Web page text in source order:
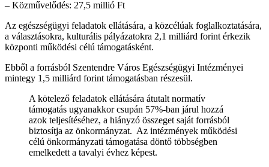
– Közművelődés: 27,5 millió Ft
Az egészségügyi feladatok ellátására, a közcélúak foglalkoztatására,
a választásokra, kulturális pályázatokra 2,1 milliárd forint érkezik
központi működési célú támogatásként.
Ebből a forrásból Szentendre Város Egészségügyi Intézményei
mintegy 1,5 milliárd forint támogatásban részesül.
A kötelező feladatok ellátására átutalt normatív
támogatás ugyanakkor csupán 57%-ban járul hozzá
azok teljesítéséhez, a hiányzó összeget saját forrásból
biztosítja az önkormányzat. Az intézmények működési
célú önkormányzati támogatása döntő többségben
emelkedett a tavalyi évhez képest.